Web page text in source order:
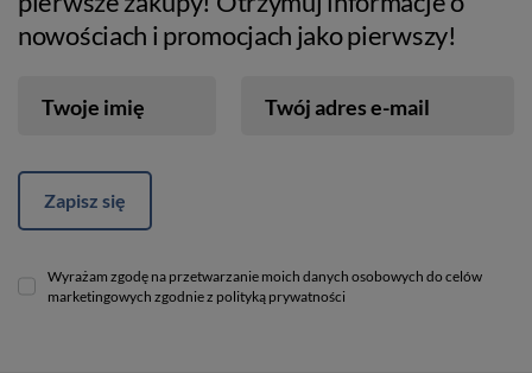
nowościach i promocjach jako pierwszy!
Twoje imię Twój adres e-mail
Zapisz się
Wyrażam zgodę na przetwarzanie moich danych osobowych do celów
marketingowych zgodnie z polityką prywatności